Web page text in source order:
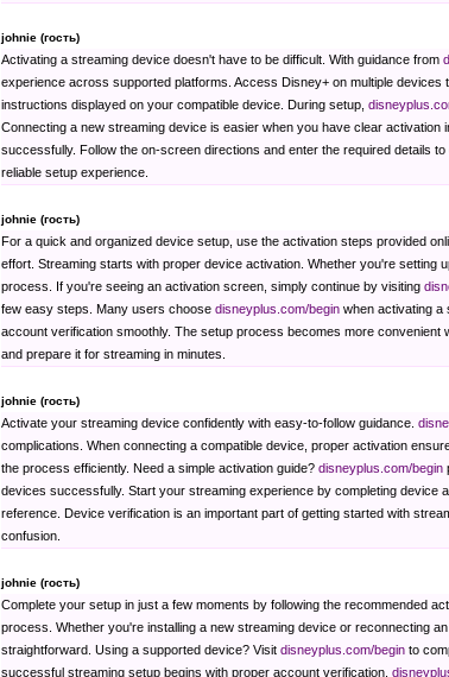
johnie (гость)
Activating a streaming device doesn't have to be difficult. With guidance from
experience across supported platforms. Access Disney+ on multiple devices
instructions displayed on your compatible device. During setup,
Connecting a new streaming device is easier when you have clear activation
successfully. Follow the on-screen directions and enter the required details
reliable setup experience.
johnie (гость)
For a quick and organized device setup, use the activation steps provided
effort. Streaming starts with proper device activation. Whether you're setting
process. If you're seeing an activation screen, simply continue by visiting
few easy steps. Many users choose disneyplus.com/begin when activating a
account verification smoothly. The setup process becomes more convenient
and prepare it for streaming in minutes.
johnie (гость)
Activate your streaming device confidently with easy-to-follow guidance.
complications. When connecting a compatible device, proper activation
the process efficiently. Need a simple activation guide? disneyplus.com/begin
devices successfully. Start your streaming experience by completing device
reference. Device verification is an important part of getting started with
confusion.
johnie (гость)
Complete your setup in just a few moments by following the recommended
process. Whether you're installing a new streaming device or reconnecting an
straightforward. Using a supported device? Visit disneyplus.com/begin to
successful streaming setup begins with proper account verification.